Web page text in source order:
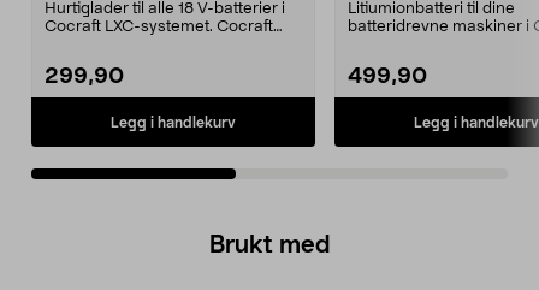
Hurtiglader til alle 18 V-batterier i
Cocraft LXC-systemet. Cocraft
299,90
Legg i handlekurv
Litiumionbatteri til dine
batteridrevne maskiner i
499,90
Legg i handlekurv
Brukt med